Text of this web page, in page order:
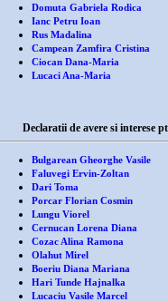
Domuta Gabriela Rodica
Ianc Petru Ioan
Rus Madalina
Campean Zamfira Cristina
Ciocan Dana-Maria
Lucaci Ana-Maria
Declaratii de avere si interese
Bulgarean Gheorghe Vasile
Faluvegi Ervin-Zoltan
Dari Toma
Porcar Florian Cosmin
Lungu Viorel
Cernucan Lorena Diana
Cozac Alina Ramona
Olahut Mirel
Boeriu Diana Mariana
Hari Tunde Hajnalka
Lucaciu Vasile Marcel